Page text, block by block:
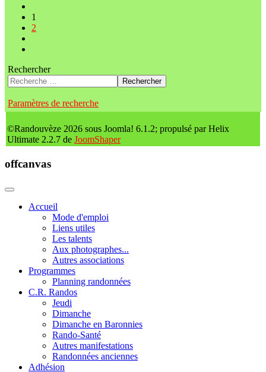
1
2
Rechercher
Rechercher
Paramètres de recherche
©Randouvèze 2026 sous Joomla! 6.1.2; propulsé par Helix
Ultimate 2.2.7 de JoomShaper
offcanvas
Accueil
Mode d'emploi
Liens utiles
Les talents
Aux photographes...
Autres associations
Programmes
Planning randonnées
C.R. Randos
Jeudi
Dimanche
Dimanche en Baronnies
Rando-Santé
Autres manifestations
Randonnées anciennes
Adhésion